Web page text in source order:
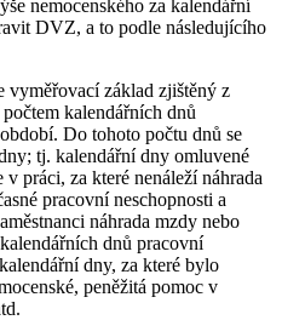
nemocenského za kalendářní
DVZ, a to podle následujícího
vyměřovací základ zjištěný z
kalendářních dnů
Do tohoto počtu dnů se
tj. kalendářní dny omluvené
v práci, za které nenáleží náhrada
pracovní neschopnosti a
náhrada mzdy nebo
dnů pracovní
dny, za které bylo
peněžitá pomoc v